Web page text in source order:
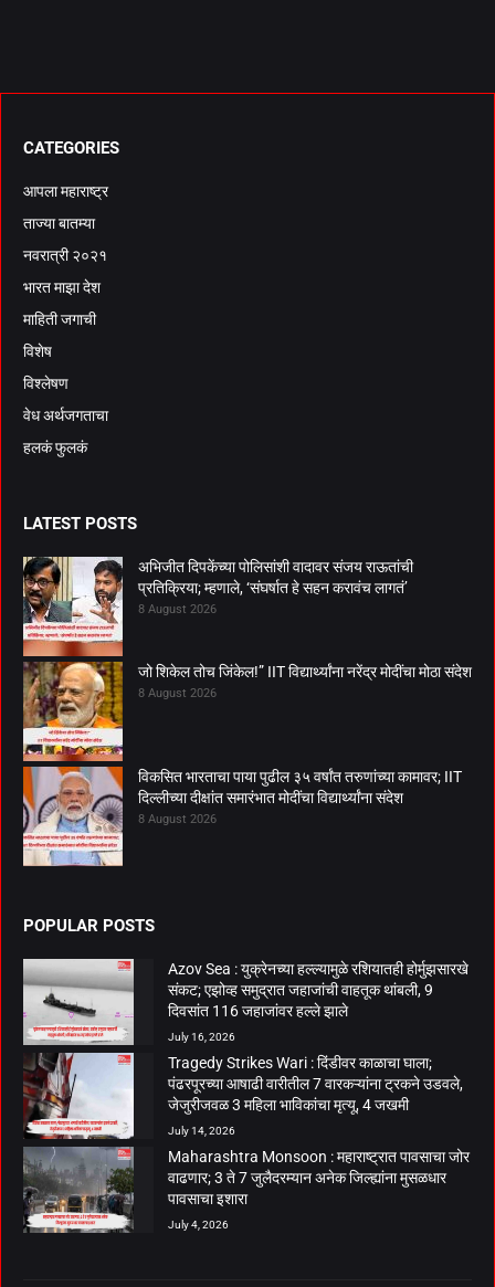
CATEGORIES
आपला महाराष्ट्र
ताज्या बातम्या
नवरात्री २०२१
भारत माझा देश
माहिती जगाची
विशेष
विश्लेषण
वेध अर्थजगताचा
हलकं फुलकं
LATEST POSTS
अभिजीत दिपकेंच्या पोलिसांशी वादावर संजय राऊतांची
प्रतिक्रिया; म्हणाले, ‘संघर्षात हे सहन करावंच लागतं’
8 August 2026
जो शिकेल तोच जिंकेल!” IIT विद्यार्थ्यांना नरेंद्र मोदींचा मोठा संदेश
8 August 2026
विकसित भारताचा पाया पुढील ३५ वर्षांत तरुणांच्या कामावर; IIT
दिल्लीच्या दीक्षांत समारंभात मोदींचा विद्यार्थ्यांना संदेश
8 August 2026
POPULAR POSTS
Azov Sea : युक्रेनच्या हल्ल्यामुळे रशियातही होर्मुझसारखे
संकट; एझोव्ह समुद्रात जहाजांची वाहतूक थांबली, 9
दिवसांत 116 जहाजांवर हल्ले झाले
July 16, 2026
Tragedy Strikes Wari : दिंडीवर काळाचा घाला;
पंढरपूरच्या आषाढी वारीतील 7 वारकऱ्यांना ट्रकने उडवले,
जेजुरीजवळ 3 महिला भाविकांचा मृत्यू, 4 जखमी
July 14, 2026
Maharashtra Monsoon : महाराष्ट्रात पावसाचा जोर
वाढणार; 3 ते 7 जुलैदरम्यान अनेक जिल्ह्यांना मुसळधार
पावसाचा इशारा
July 4, 2026